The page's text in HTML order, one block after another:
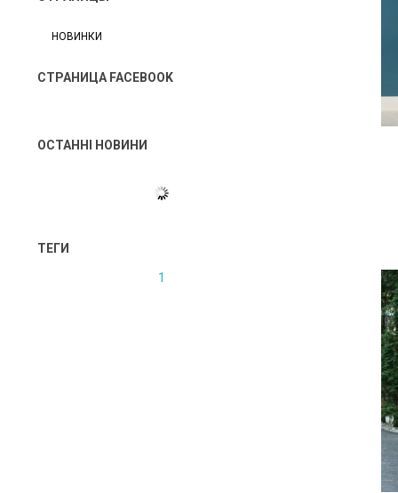
НОВИНКИ
СТРАНИЦА FACEBOOK
ОСТАННІ НОВИНИ
ТЕГИ
1